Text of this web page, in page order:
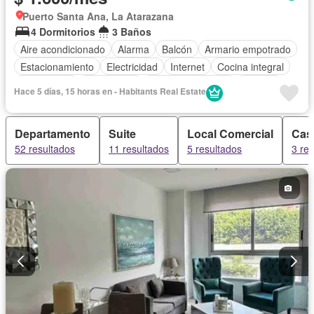
Puerto Santa Ana, La Atarazana
4 Dormitorios
3 Baños
Aire acondicionado
Alarma Balcón
Armario empotrado
Estacionamiento
Electricidad Internet
Cocina integral
Cuarto de servicio
Acceso para personas con discapacidad
Agua
Patio
Garita de guardianía
Seguridad Sauna
Ascensor
Gimnasio
Jardín Parrilla
Vista panorámica
Sin amoblar
Hace 5 días, 15 horas en - Habitants Real Estate
Departamento
52 resultados
Suite
11 resultados
Local Comercial
5 resultados 3